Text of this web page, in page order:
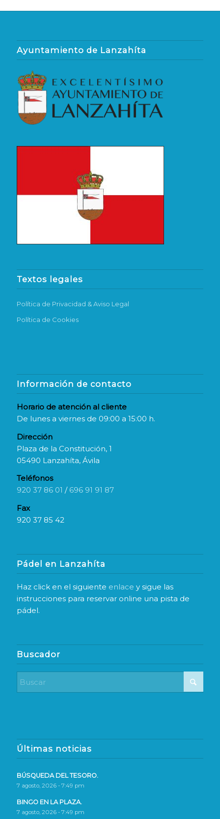
Ayuntamiento de Lanzahíta
Textos legales
Política de Privacidad & Aviso Legal
Política de Cookies
Información de contacto
Horario de atención al cliente
De lunes a viernes de 09:00 a 15:00 h.
Dirección
Plaza de la Constitución, 1
05490 Lanzahíta, Ávila
Teléfonos
920 37 86 01 / 696 91 91 87
Fax
920 37 85 42
Pádel en Lanzahíta
Haz click en el siguiente enlace y sigue las
instrucciones para reservar online una pista de
pádel.
Buscador
Últimas noticias
BÚSQUEDA DEL TESORO.
7 agosto, 2026 - 7:49 pm
BINGO EN LA PLAZA.
7 agosto, 2026 - 7:49 pm